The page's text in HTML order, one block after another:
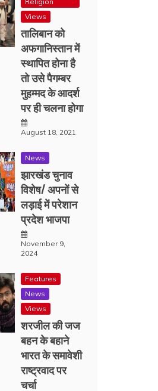
Views
तालिबान को
अफगानिस्तान में
स्थापित होना है
तो उसे पैगम्बर
मुहम्मद के आदर्श
पर ही चलना होगा
August 18, 2021
News
झारखंड चुनाव
विशेष/ अपनों से
लड़ाई में परेशान
प्रदेश भाजपा
November 9,
2024
Features
News
Views
शरजील की जज
बहन के बहाने
भारत के समावेशी
राष्ट्रवाद पर
चर्चा